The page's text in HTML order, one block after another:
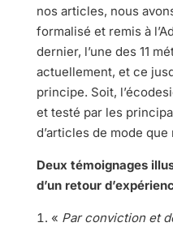
nos articles, nous
formalisé et remis à
dernier, l’une des 11
actuellement, et ce
principe. Soit,
et testé par les
d’articles de mode que
Deux témoignages
d’un retour
« Par conviction et